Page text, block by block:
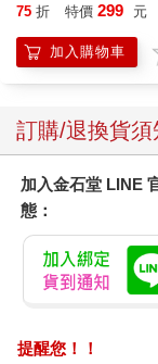
平安/淨化/艾草/芙蓉/
另有多瓶組優惠賣
75 折 特價 299 元
加入購物車
訂購/退換貨須
加入金石堂 LINE
態：
提醒您！！